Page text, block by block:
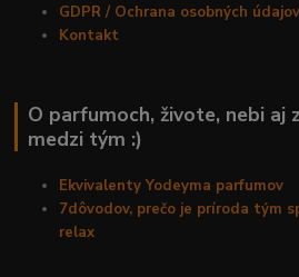
GDPR / Ochrana osobných údajov
Kontakt
O parfumoch, živote, nebi aj
medzi tým :)
Ekvivalenty Yodeyma parfumov
7dôvodov, prečo je príroda tým
relax